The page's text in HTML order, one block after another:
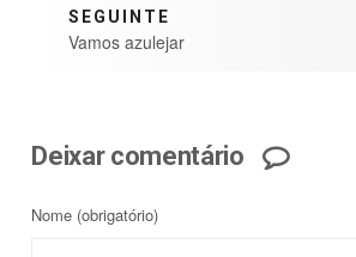
SEGUINTE
Vamos azulejar
Deixar comentário
Nome (obrigatório)